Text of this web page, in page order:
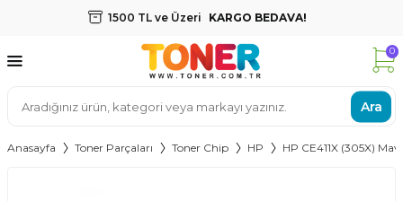
1500 TL ve Üzeri KARGO BEDAVA!
Ara
0
Anasayfa Toner Parçaları Toner Chip HP HP CE411X (305X)